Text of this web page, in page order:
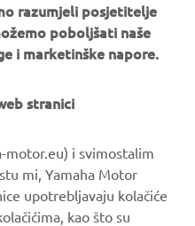
razumjeli posjetitelje
poboljšati naše
i marketinške napore.
stranici
motor.eu) i svimostalim
mi, Yamaha Motor
upotrebljavaju kolačiće
kao što su